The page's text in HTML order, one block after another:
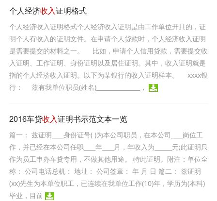
个人经济收入证明格式
个人经济收入证明格式个人经济收入证明是由工作单位开具的，证
明个人有收入的证明文件。在申请个人贷款时，个人经济收入证明
是需要提交的材料之一。 比如，申请个人信用贷款，需要提交收
入证明、工作证明、身份证明以及居住证明。其中，收入证明就是
指的个人经济收入证明。以下为某银行的收入证明样本。 xxxx银
行： 兹有我单位职员(姓名)_______________，
2016车贷收入证明书示范文本一览
篇一： 兹证明____身份证号( )为本公司职员，在本公司____岗位工
作，并已经在本公司任职____年____月，年收入为______元;此证明只
作为员工申办车贷专用，不做其他用途。 特此证明。附注：单位全
称： 公司电话总机： 地址： 公司签章： 年 月 日 篇二： 兹证明
(xx)先生为本单位职工，已连续在我单位工作(10)年，学历为(本科)
毕业，目前